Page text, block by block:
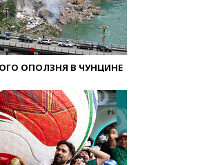
ОПОЛЗНЯ В ЧУНЦИНЕ